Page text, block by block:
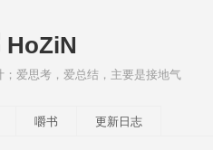
HoZiN
爱思考，爱总结，主要是接地气
嚼书 更新日志